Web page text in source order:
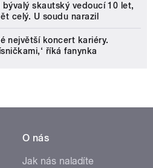
skautský vedoucí 10 let,
celý. U soudu narazil
největší koncert kariéry.
říká fanynka
O nás
Jak nás naladíte